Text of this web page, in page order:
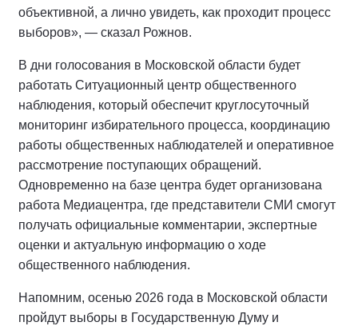
объективной, а лично увидеть, как проходит процесс
выборов», — сказал Рожнов.
В дни голосования в Московской области будет
работать Ситуационный центр общественного
наблюдения, который обеспечит круглосуточный
мониторинг избирательного процесса, координацию
работы общественных наблюдателей и оперативное
рассмотрение поступающих обращений.
Одновременно на базе центра будет организована
работа Медиацентра, где представители СМИ смогут
получать официальные комментарии, экспертные
оценки и актуальную информацию о ходе
общественного наблюдения.
Напомним, осенью 2026 года в Московской области
пройдут выборы в Государственную Думу и